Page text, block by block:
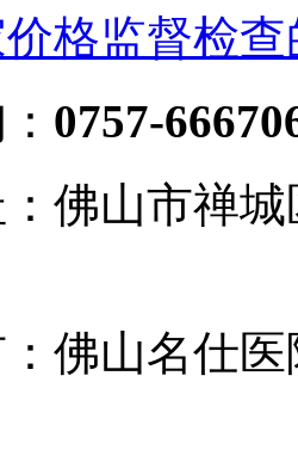
格监督检
0757-
佛山市禅
佛山名仕